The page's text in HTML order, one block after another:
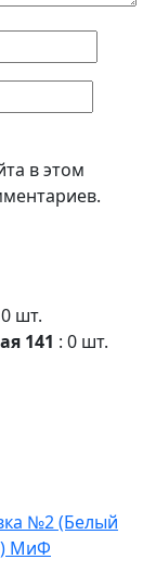
в этом
шт.
141 : 0 шт.